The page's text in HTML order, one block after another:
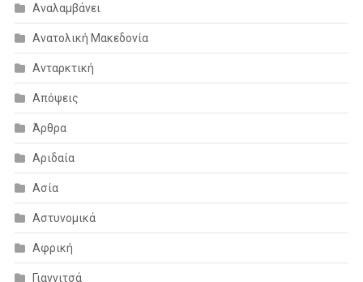
Αναλαμβάνει
Ανατολική Μακεδονία
Ανταρκτική
Απόψεις
Άρθρα
Αριδαία
Ασία
Αστυνομικά
Αφρική
Γιαννιτσά